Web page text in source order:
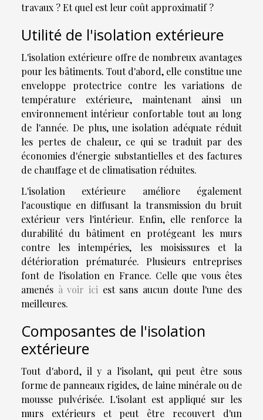
travaux ? Et quel est leur coût approximatif ?
Utilité de l'isolation extérieure
L'isolation extérieure offre de nombreux avantages
pour les bâtiments. Tout d'abord, elle constitue une
enveloppe protectrice contre les variations de
température extérieure, maintenant ainsi un
environnement intérieur confortable tout au long
de l'année. De plus, une isolation adéquate réduit
les pertes de chaleur, ce qui se traduit par des
économies d'énergie substantielles et des factures
de chauffage et de climatisation réduites.
L'isolation extérieure améliore également
l'acoustique en diffusant la transmission du bruit
extérieur vers l'intérieur. Enfin, elle renforce la
durabilité du bâtiment en protégeant les murs
contre les intempéries, les moisissures et la
détérioration prématurée. Plusieurs entreprises
font de l'isolation en France. Celle que vous êtes
amenés à voir ici est sans aucun doute l'une des
meilleures.
Composantes de l'isolation
extérieure
Tout d'abord, il y a l'isolant, qui peut être sous
forme de panneaux rigides, de laine minérale ou de
mousse pulvérisée. L'isolant est appliqué sur les
murs extérieurs et peut être recouvert d'un